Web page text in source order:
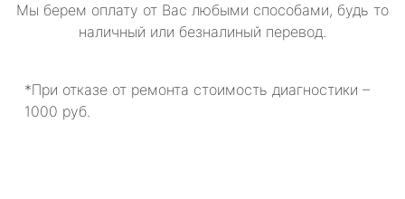
Мы берем оплату от Вас любыми способами, будь то
наличный или безналиный перевод.
*При отказе от ремонта стоимость диагностики –
1000 руб.